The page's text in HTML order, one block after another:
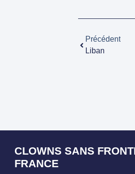
Précédent
Liban
CLOWNS SANS
FRANCE